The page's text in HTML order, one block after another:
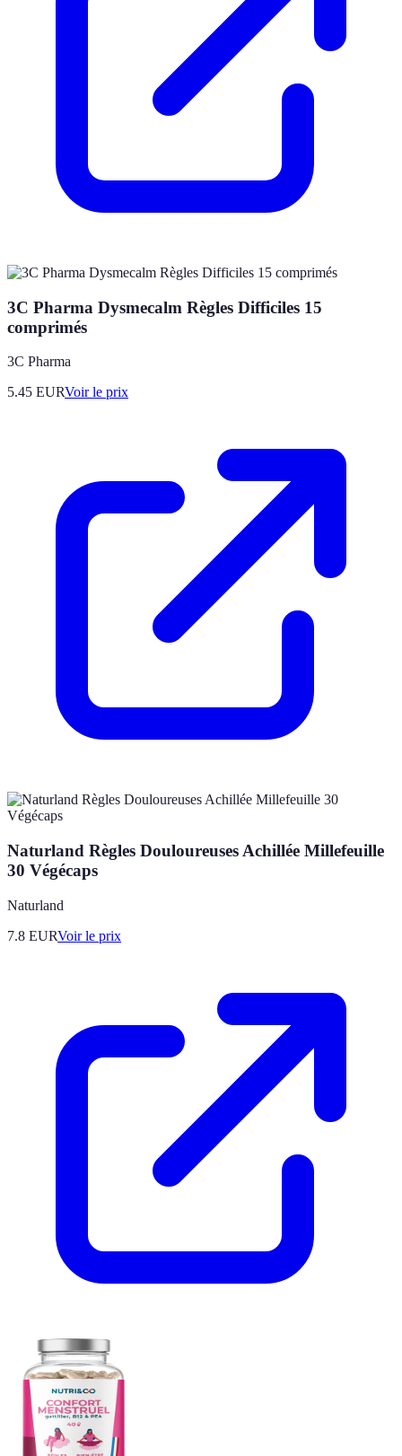
3C Pharma Dysmecalm Règles Difficiles 15
comprimés
3C Pharma
5.45 EURVoir le prix
Naturland Règles Douloureuses Achillée Millefeuille
30 Végécaps
Naturland
7.8 EURVoir le prix